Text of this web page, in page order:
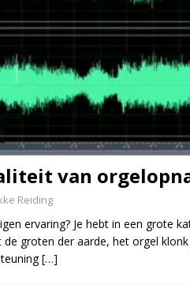
van
Reiding
ervaring? Je hebt in een grote
groten der aarde, het orgel
[…]